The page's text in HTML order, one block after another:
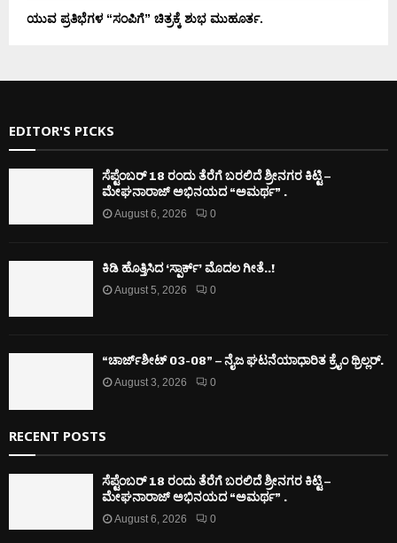
ಯುವ ಪ್ರತಿಭೆಗಳ “ಸಂಪಿಗೆ” ಚಿತ್ರಕ್ಕೆ ಶುಭ ಮುಹೂರ್ತ.
EDITOR'S PICKS
ಸೆಪ್ಟೆಂಬರ್ 18 ರಂದು ತೆರೆಗೆ ಬರಲಿದೆ ಶ್ರೀನಗರ ಕಿಟ್ಟಿ –
ಮೇಘನಾರಾಜ್ ಅಭಿನಯದ “ಅಮರ್ಥ” .
August 6, 2026 0
ಕಿಡಿ‌‌ ಹೊತ್ತಿಸಿದ ‘ಸ್ಪಾರ್ಕ್’ ಮೊದಲ‌ ಗೀತೆ..!
August 5, 2026 0
“ಚಾರ್ಜ್‌ಶೀಟ್ 03-08” – ನೈಜ ಘಟನೆಯಾಧಾರಿತ ಕ್ರೈಂ ಥ್ರಿಲ್ಲರ್.
August 3, 2026 0
RECENT POSTS
ಸೆಪ್ಟೆಂಬರ್ 18 ರಂದು ತೆರೆಗೆ ಬರಲಿದೆ ಶ್ರೀನಗರ ಕಿಟ್ಟಿ –
ಮೇಘನಾರಾಜ್ ಅಭಿನಯದ “ಅಮರ್ಥ” .
August 6, 2026 0